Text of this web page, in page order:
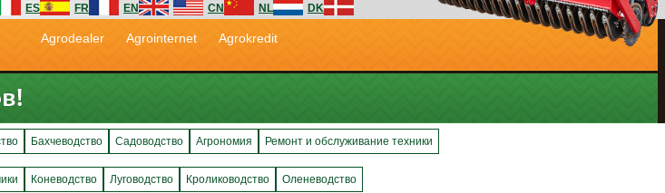
ES FR EN CN NL DK
Agrodealer Agrointernet Agrokredit
Бахчеводство Садоводство Агрономия Ремонт и обслуживание техники
Коневодство Луговодство Кролиководство Оленеводство